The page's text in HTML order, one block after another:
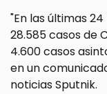
"En las últimas
28.585 casos de
4.600 casos
en un
noticias Sputnik.